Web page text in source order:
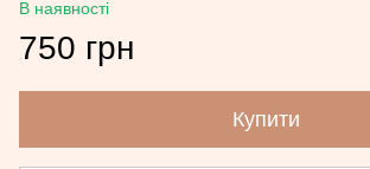
В наявності
750 грн
Купити